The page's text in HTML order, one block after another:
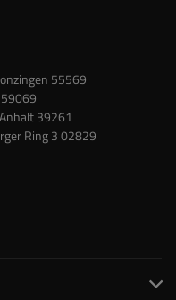
55569
39261
Ring 3 02829